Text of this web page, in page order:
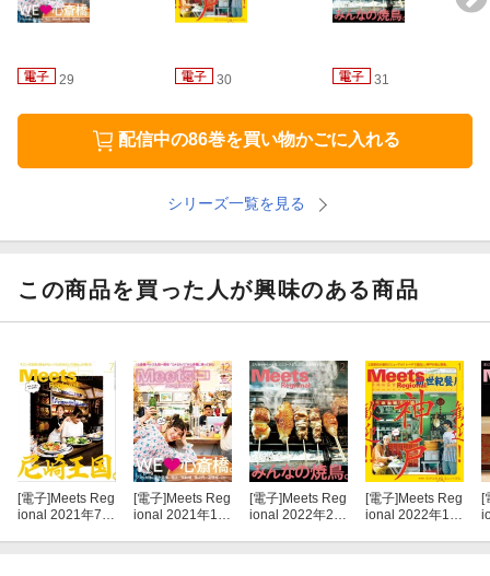
29 30 31
配信中の86巻を買い物かごに入れる
シリーズ一覧を見る
この商品を買った人が興味のある商品
[電子] Meets Reg
ional 2021年7月
[電子] Meets Reg
ional 2021年12
[電子] Meets Reg
ional 2022年2月
[電子] Meets Reg
ional 2022年1月
[